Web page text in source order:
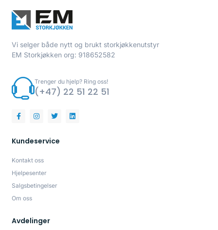
Vi selger både nytt og brukt storkjøkkenutstyr
EM Storkjøkken org: 918652582
Trenger du hjelp? Ring oss!
(+47) 22 51 22 51
Kundeservice
Kontakt oss
Hjelpesenter
Salgsbetingelser
Om oss
Avdelinger